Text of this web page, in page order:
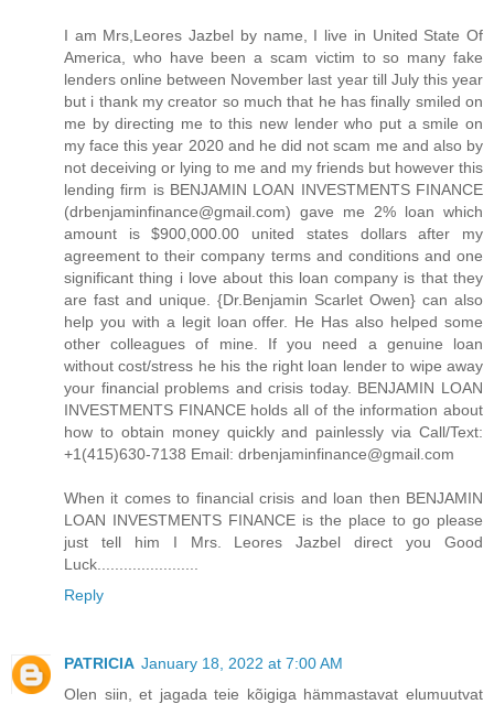
I am Mrs,Leores Jazbel by name, I live in United State Of
America, who have been a scam victim to so many fake
lenders online between November last year till July this year
but i thank my creator so much that he has finally smiled on
me by directing me to this new lender who put a smile on
my face this year 2020 and he did not scam me and also by
not deceiving or lying to me and my friends but however this
lending firm is BENJAMIN LOAN INVESTMENTS FINANCE
(drbenjaminfinance@gmail.com) gave me 2% loan which
amount is $900,000.00 united states dollars after my
agreement to their company terms and conditions and one
significant thing i love about this loan company is that they
are fast and unique. {Dr.Benjamin Scarlet Owen} can also
help you with a legit loan offer. He Has also helped some
other colleagues of mine. If you need a genuine loan
without cost/stress he his the right loan lender to wipe away
your financial problems and crisis today. BENJAMIN LOAN
INVESTMENTS FINANCE holds all of the information about
how to obtain money quickly and painlessly via Call/Text:
+1(415)630-7138 Email: drbenjaminfinance@gmail.com
When it comes to financial crisis and loan then BENJAMIN
LOAN INVESTMENTS FINANCE is the place to go please
just tell him I Mrs. Leores Jazbel direct you Good
Luck.......................
Reply
PATRICIA January 18, 2022 at 7:00 AM
Olen siin, et jagada teie kõigiga hämmastavat elumuutvat